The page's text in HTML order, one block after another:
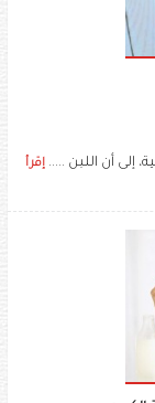
إلى أن اللبن ..... إقرأ